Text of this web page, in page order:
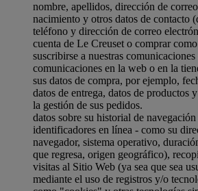
nombre, apellidos, dirección de
nacimiento y otros datos de contacto
teléfono y dirección de correo
cuenta de Le Creuset o comprar
suscribirse a nuestras
comunicaciones en la web o en la
sus datos de compra, por ejemplo,
datos de entrega, datos de productos
la gestión de sus pedidos.
datos sobre su historial de
identificadores en línea - como su
navegador, sistema operativo,
que regresa, origen geográfico),
visitas al Sitio Web (ya sea que sea
mediante el uso de registros y/o